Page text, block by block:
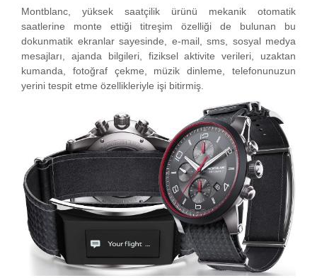
Montblanc, yüksek saatçilik ürünü mekanik otomatik
saatlerine monte ettiği titreşim özelliği de bulunan bu
dokunmatik ekranlar sayesinde, e-mail, sms, sosyal medya
mesajları, ajanda bilgileri, fiziksel aktivite verileri, uzaktan
kumanda, fotoğraf çekme, müzik dinleme, telefonunuzun
yerini tespit etme özellikleriyle işi bitirmiş.